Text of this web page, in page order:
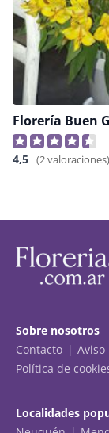
Florería Buen
4,5 (2 valoraciones)
Sobre nosotros
Contacto
Aviso
Política de
Localidades